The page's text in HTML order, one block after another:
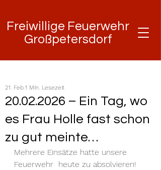
Freiwillige Feuerwehr
Großpetersdorf
Freiwillige Feuerwehr
Großpetersdorf
20.02.2026 – Ein Tag, wo
es Frau Holle fast schon
zu gut meinte…
21. Feb.1 Min. Lesezeit
Mehrere Einsätze hatte unsere
Feuerwehr  heute zu absolvieren!